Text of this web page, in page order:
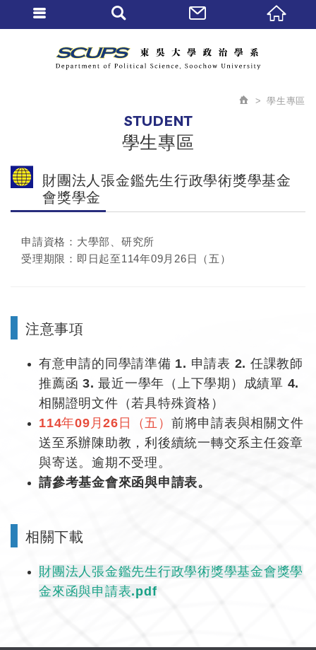
學生專區
STUDENT
學生專區
財團法人張金鑑先生行政學術獎學基金
會獎學金
申請資格：大學部、研究所
受理期限：即日起至114年09月26日（五）
注意事項
有意申請的同學請準備 1. 申請表 2. 任課教師
推薦函 3. 最近一學年（上下學期）成績單 4.
相關證明文件（若具特殊資格）
114年09月26日（五） 前將申請表與相關文件
送至系辦陳助教，利後續統一轉交系主任簽章
與寄送。逾期不受理。
請參考基金會來函與申請表。
相關下載
財團法人張金鑑先生行政學術獎學基金會獎學
金來函與申請表.pdf